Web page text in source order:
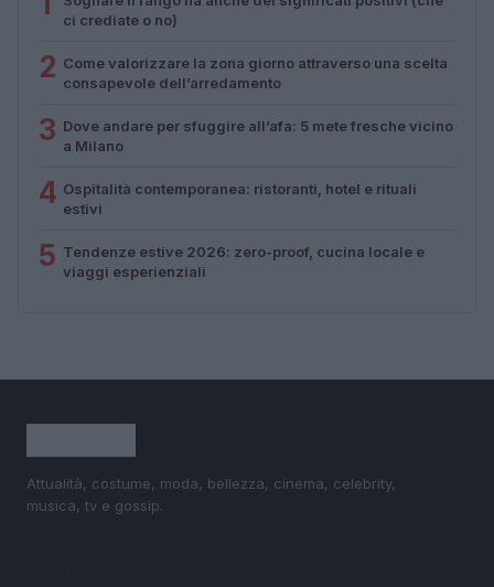
ci crediate o no)
2 Come valorizzare la zona giorno attraverso una scelta
consapevole dell’arredamento
3 Dove andare per sfuggire all’afa: 5 mete fresche vicino
a Milano
4 Ospitalità contemporanea: ristoranti, hotel e rituali
estivi
5 Tendenze estive 2026: zero-proof, cucina locale e
viaggi esperienziali
Attualità, costume, moda, bellezza, cinema, celebrity,
musica, tv e gossip.